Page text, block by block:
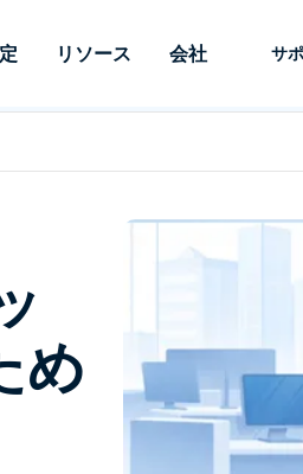
供し、ITプロフ
ルがデバイスを
で監視、管理、保
うにします。
とリモートサ
プライアンス
代替製品
代替製品
メディア
ント
政府およ
アーキテ
財務・会
リソース
ト
メディア
ント
テクノロ
すべて
会社 サ
システム
め